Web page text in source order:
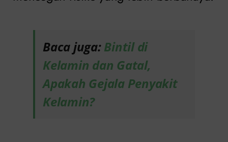
Baca juga:Bintil di
Kelamin dan Gatal,
Apakah Gejala Penyakit
Kelamin?